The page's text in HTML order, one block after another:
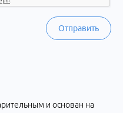
Отправить
и основан на